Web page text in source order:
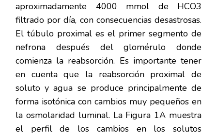
aproximadamente 4000 mmol de HCO3
filtrado por día, con consecuencias desastrosas.
El túbulo proximal es el primer segmento de
nefrona después del glomérulo donde
comienza la reabsorción. Es importante tener
en cuenta que la reabsorción proximal de
soluto y agua se produce principalmente de
forma isotónica con cambios muy pequeños en
la osmolaridad luminal. La Figura 1A muestra
el perfil de los cambios en los solutos